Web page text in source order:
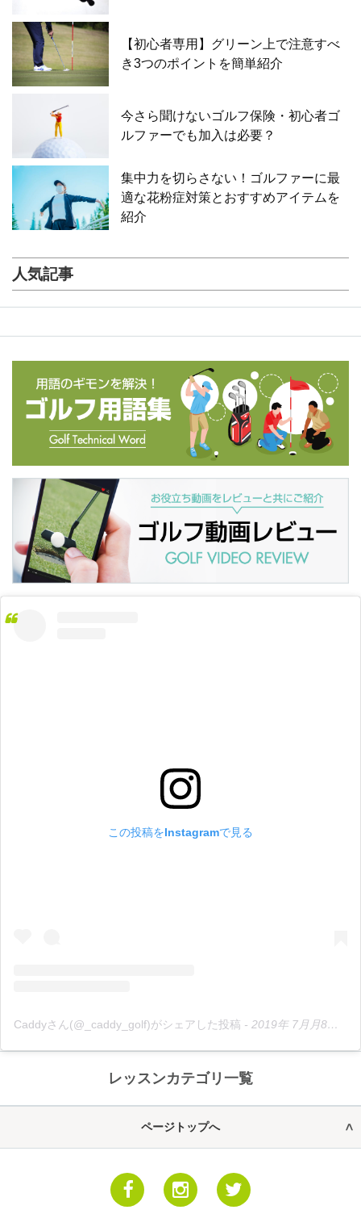
【初心者専用】グリーン上で注意すべ
き3つのポイントを簡単紹介
今さら聞けないゴルフ保険・初心者ゴ
ルファーでも加入は必要？
集中力を切らさない！ゴルファーに最
適な花粉症対策とおすすめアイテムを
紹介
人気記事
この投稿をInstagramで見る
Caddyさん(@_caddy_golf)がシェアした投稿 - 2019年 7月月8日午後6時37分PDT
レッスンカテゴリ一覧
ページトップへ